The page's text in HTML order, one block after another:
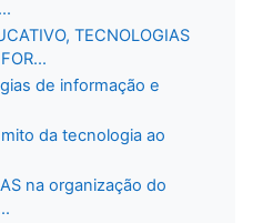
TECNOLOGIAS
de informação e
da tecnologia ao
na organização do